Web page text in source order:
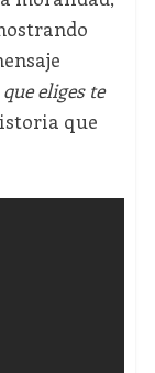
eliges te
que